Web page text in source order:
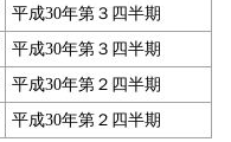
平成30年第３四半期
平成30年第３四半期
平成30年第２四半期
平成30年第２四半期